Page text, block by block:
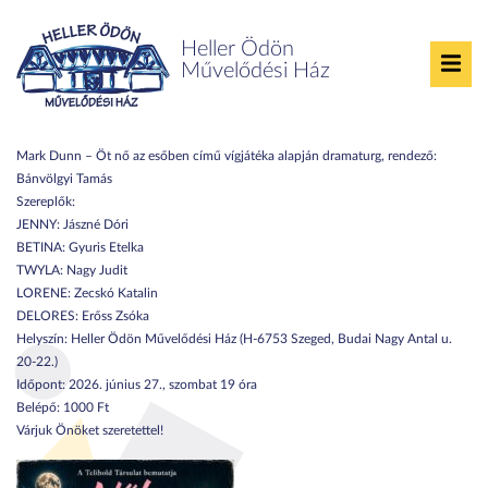
Heller Ödön
Művelődési Ház
Nők az esőben
Mark Dunn – Öt nő az esőben című vígjátéka alapján dramaturg, rendező:
Bánvölgyi Tamás
Szereplők:
JENNY: Jászné Dóri
BETINA: Gyuris Etelka
TWYLA: Nagy Judit
LORENE: Zecskó Katalin
DELORES: Erőss Zsóka
Helyszín: Heller Ödön Művelődési Ház (H-6753 Szeged, Budai Nagy Antal u.
20-22.)
Időpont: 2026. június 27., szombat 19 óra
Belépő: 1000 Ft
Várjuk Önöket szeretettel!